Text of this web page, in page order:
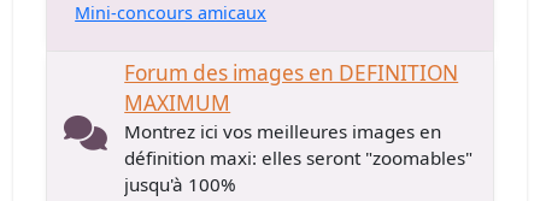
Mini-concours amicaux
Forum des images en DEFINITION
MAXIMUM
Montrez ici vos meilleures images en
définition maxi: elles seront "zoomables"
jusqu'à 100%